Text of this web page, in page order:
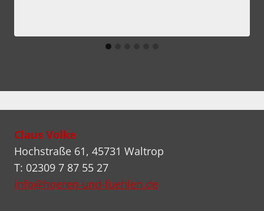
Claus Volke
Hochstraße 61, 45731 Waltrop
T: 02309 7 87 55 27
info@hoeren-und-fuehlen.de